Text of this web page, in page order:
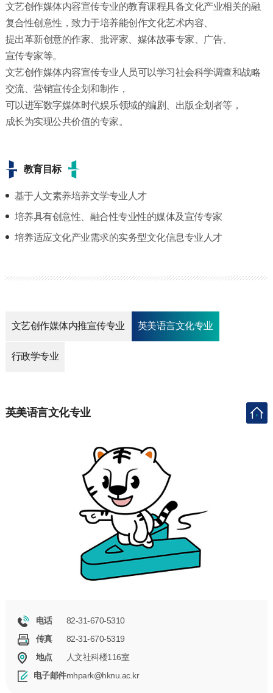
文艺创作媒体内容宣传专业的教育课程具备文化产业相关的融
复合性创意性，致力于培养能创作文化艺术内容、
提出革新创意的作家、批评家、媒体故事专家、广告、
宣传专家等。
文艺创作媒体内容宣传专业人员可以学习社会科学调查和战略
交流、营销宣传企划和制作，
可以进军数字媒体时代娱乐领域的编剧、出版企划者等，
成长为实现公共价值的专家。
教育目标
基于人文素养培养文学专业人才
培养具有创意性、融合性专业性的媒体及宣传专家
培养适应文化产业需求的实务型文化信息专业人才
文艺创作媒体内推宣传专业 英美语言文化专业
行政学专业
英美语言文化专业
电话
82-31-670-5310
传真
82-31-670-5319
地点
人文社科楼116室
电子邮件mhpark@hknu.ac.kr